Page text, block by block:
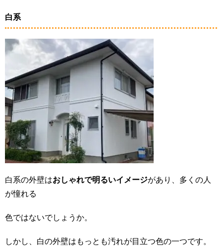
白系
白系の外壁はおしゃれで明るいイメージがあり、多くの人
が憧れる
色ではないでしょうか。
しかし、白の外壁はもっとも汚れが目立つ色の一つです。